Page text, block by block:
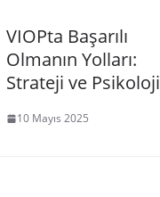
VIOPta Başarılı
Olmanın Yolları:
Strateji ve Psikoloji
10 Mayıs 2025